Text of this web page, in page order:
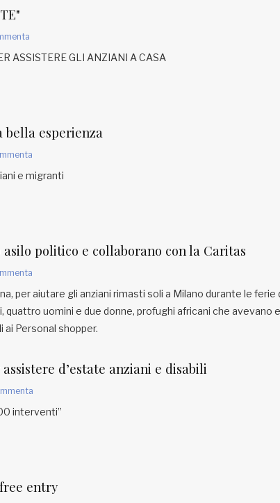
ASSISTERE GLI ANZIANI A CASA
bella esperienza
e migranti
politico e collaborano con la Caritas
per aiutare gli anziani rimasti soli a Milano durante le ferie
quattro uomini e due donne, profughi africani che
ai Personal shopper.
d’estate anziani e disabili
interventi”
entry